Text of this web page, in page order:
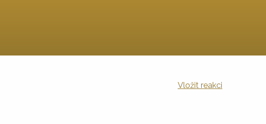
Vložit reakci